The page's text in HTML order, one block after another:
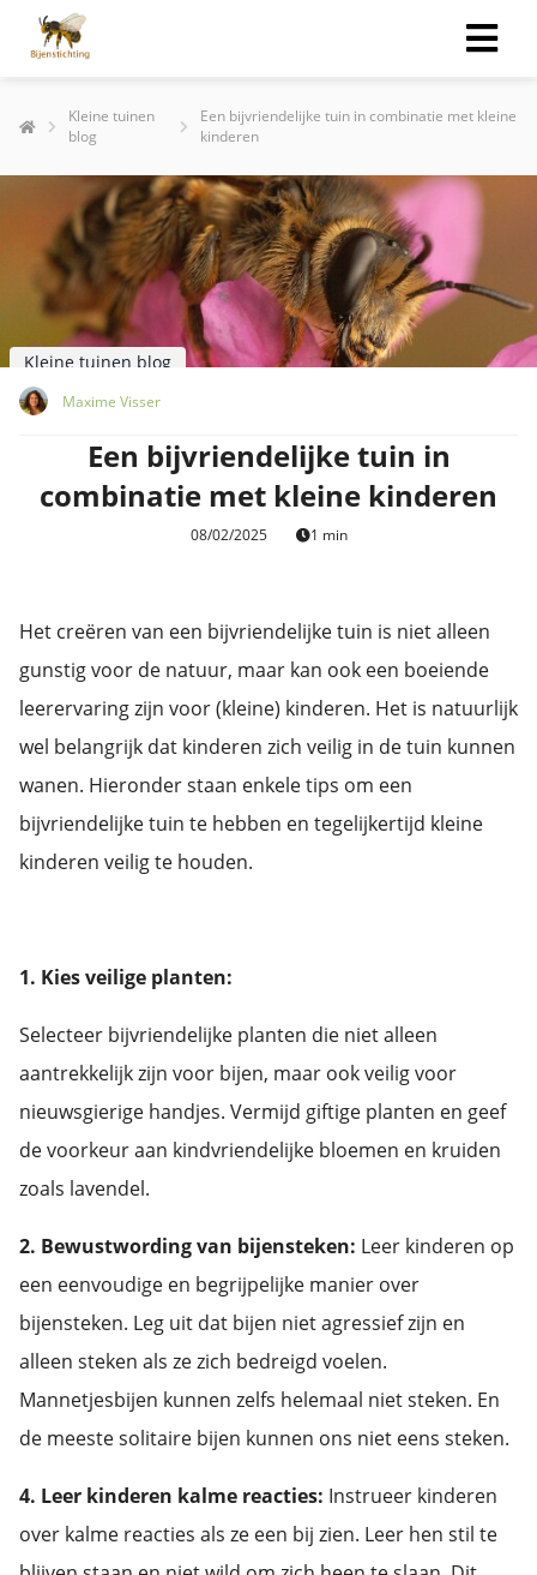
Kleine tuinen
blog
Een bijvriendelijke tuin in combinatie met kleine
kinderen
Kleine tuinen blog
Maxime Visser
Een bijvriendelijke tuin in
combinatie met kleine kinderen
08/02/2025 1 min
Het creëren van een bijvriendelijke tuin is niet alleen
gunstig voor de natuur, maar kan ook een boeiende
leerervaring zijn voor (kleine) kinderen. Het is natuurlijk
wel belangrijk dat kinderen zich veilig in de tuin kunnen
wanen. Hieronder staan enkele tips om een
bijvriendelijke tuin te hebben en tegelijkertijd kleine
kinderen veilig te houden.
1. Kies veilige planten:
Selecteer bijvriendelijke planten die niet alleen
aantrekkelijk zijn voor bijen, maar ook veilig voor
nieuwsgierige handjes. Vermijd giftige planten en geef
de voorkeur aan kindvriendelijke bloemen en kruiden
zoals lavendel.
2. Bewustwording van bijensteken: Leer kinderen op
een eenvoudige en begrijpelijke manier over
bijensteken. Leg uit dat bijen niet agressief zijn en
alleen steken als ze zich bedreigd voelen.
Mannetjesbijen kunnen zelfs helemaal niet steken. En
de meeste solitaire bijen kunnen ons niet eens steken.
4. Leer kinderen kalme reacties: Instrueer kinderen
over kalme reacties als ze een bij zien. Leer hen stil te